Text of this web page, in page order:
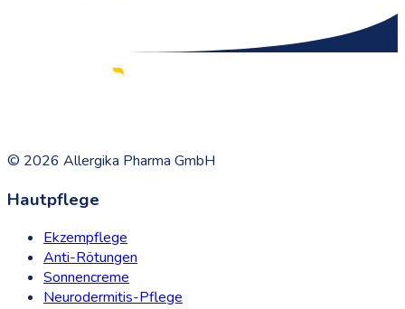
© 2026 Allergika Pharma GmbH
Hautpflege
Ekzempflege
Anti-Rötungen
Sonnencreme
Neurodermitis-Pflege